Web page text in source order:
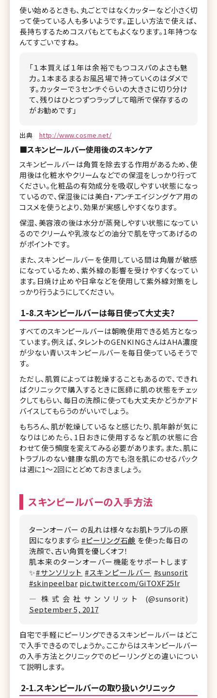
使い始めるときも、丸ごとではなくカッターなど小さく切
って使っている人も多いようです。正しい方法で使えば、
長持ちするためコスパもとてもよくなります。1年持つな
んてすごいですね。
「１本買えば１年は余裕でもつコスパのよさも魅
力。１本まるまるお風呂場で持っていくのはダメで
す。カッターで３センチぐらいの大きさに切り分け
て、残りはひとつずつラップして暗所で保存するの
がお勧めです」
出典 http://www.cosme.net/
■スキンピールバー使用後のスキンケア
スキンピールバーは角質を除去する作用があるため、使
用後は化粧水やクリームなどでの保湿をしっかり行って
ください。化粧品の有効成分を吸収しやすい状態になっ
ているので、保湿後には美白・アンチエイジングケア用の
コスメを使うとより、効果が実感しやすくなります。
保湿、美容液の後は水分が蒸発しやすい状態になってい
るのでクリームや乳液などの油分で肌を守ってあげるの
がポイントです。
また、スキンピールバーを使用している間は角層が敏感
になっているため、紫外線の影響を受けやすくなってい
ます。日焼け止めや日傘などを使用して紫外線対策をし
っかり行うようにしてください。
1-8.スキンピールバーは毎日使って大丈夫?
すべてのスキンピールバーは朝晩使用できる処方となっ
ています。例えば、タレントのGENKINGさんはAHA濃度
が少ない青いスキンピールバーを毎日使っているそうで
す。
ただし、肌質によっては乾燥することもあるので、できれ
ばクリニックで購入するときに医師に肌の状態をチェッ
クしてもらい、毎日の洗顔に使っても大丈夫かどうかアド
バイスしてもらうのがいいでしょう。
もちろん、肌が乾燥しているなと感じたり、肌年齢が気に
なりはじめたら、1日おきに使用するなど肌の状態に合
わせて使う頻度を変えてみる必要があります。また、肌に
トラブルのない健康な肌の方でも泡を肌にのせるパック
は週に1～2回にとどめておきましょう。
スキンピールバーの入手方法
ターンオーバー の乱れは様々なお肌トラブルの原
因になります💦#ピーリング石鹸 を使った毎日の
洗顔で、古い角質を優しくオフ！
肌本来のターンオーバー機能をサポートします
✨#サンソリット #スキンピールバー #sunsorit
#skinpeelbar pic.twitter.com/GiTOXF25Ir
— 株式会社サンソリット (@sunsorit)
September 5, 2017
自宅で手軽にピーリングできるスキンピールバーはどこ
で入手できるのでしょうか。ここからはスキンピールバー
の入手方法とクリニックでのピーリングとの違いについ
て説明します。
2-1.スキンピールバーの取り扱いクリニック